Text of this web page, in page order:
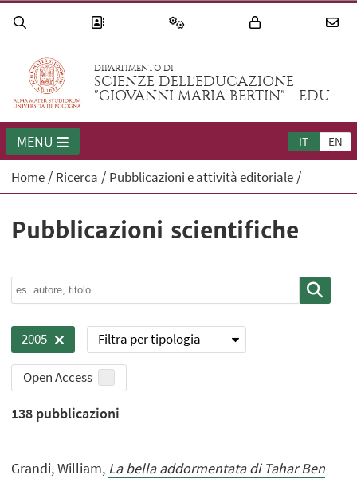
DIPARTIMENTO DI
SCIENZE DELL'EDUCAZIONE
"GIOVANNI MARIA BERTIN" - EDU
IT EN
MENU
Home Ricerca Pubblicazioni e attività editoriale
Pubblicazioni scientifiche
2005 Filtra per tipologia
Open Access
138 pubblicazioni
Grandi, William, La bella addormentata di Tahar Ben